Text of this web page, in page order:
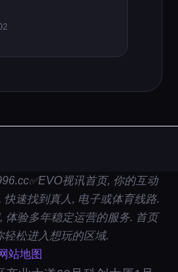
视讯首页, 你的互动
快速找到真人, 电子或体育线路.
体验多年稳定运营的服务. 首页
轻松进入想玩的区域.
站地图